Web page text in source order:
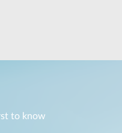
to know